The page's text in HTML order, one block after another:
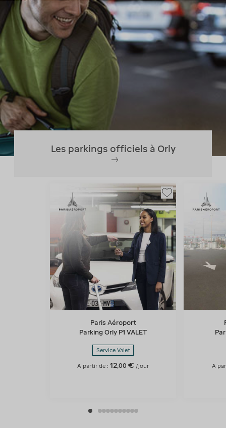
Les parkings officiels à Orly
Paris Aéroport
Parking Orly P1 VALET
Service Valet
A partir de :12,00 € /jour A